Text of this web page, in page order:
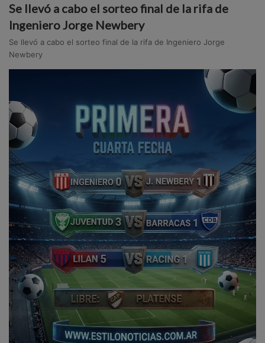
Se llevó a cabo el sorteo final de la rifa de
Ingeniero Jorge Newbery
Se llevó a cabo el sorteo final de la rifa de Ingeniero Jorge
Newbery